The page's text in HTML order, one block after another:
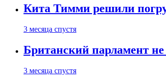
Кита Тимми решили
3 месяца спустя
Британский парламент
3 месяца спустя